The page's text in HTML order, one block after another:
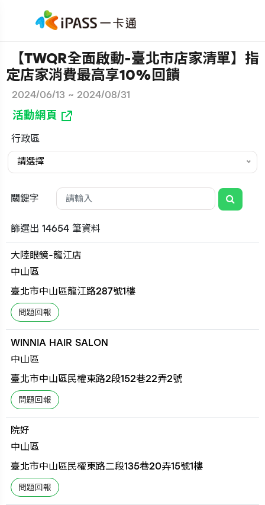
【TWQR全面啟動-臺北市店家清單】指
定店家消費最高享10%回饋
2024/06/13 ~ 2024/08/31
活動網頁
行政區
請選擇
關鍵字
篩選出 14654 筆資料
大陸眼鏡-龍江店
中山區
臺北市中山區龍江路287號1樓
WINNIA HAIR SALON
中山區
臺北市中山區民權東路2段152巷22弄2號
院好
中山區
臺北市中山區民權東路二段135巷20弄15號1樓